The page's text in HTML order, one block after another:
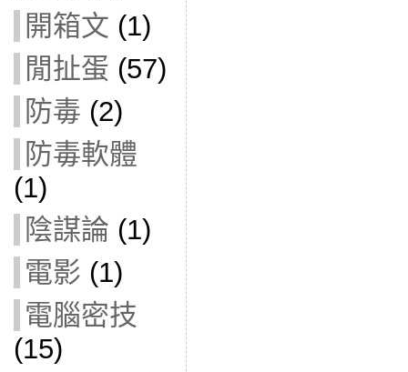
開箱文 (1)
閒扯蛋 (57)
防毒 (2)
防毒軟體
(1)
陰謀論 (1)
電影 (1)
電腦密技
(15)